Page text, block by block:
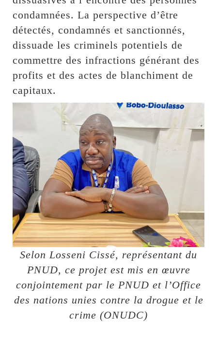
condamnées. La perspective d’être
détectés, condamnés et sanctionnés,
dissuade les criminels potentiels de
commettre des infractions générant des
profits et des actes de blanchiment de
capitaux.
Selon Losseni Cissé, représentant du
PNUD, ce projet est mis en œuvre
conjointement par le PNUD et l’Office
des nations unies contre la drogue et le
crime (ONUDC)